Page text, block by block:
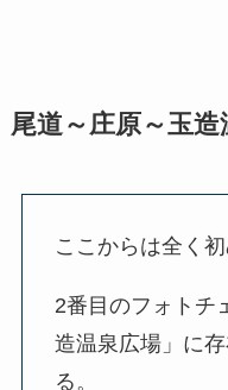
尾道～庄原～玉造
ここからは全く
2番目のフォトチ
造温泉広場」に
る。